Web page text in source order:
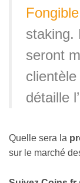
staking.
seront
détaille
Quelle sera la
sur le marché